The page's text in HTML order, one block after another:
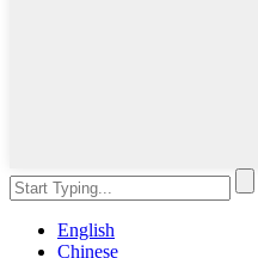
English
Chinese